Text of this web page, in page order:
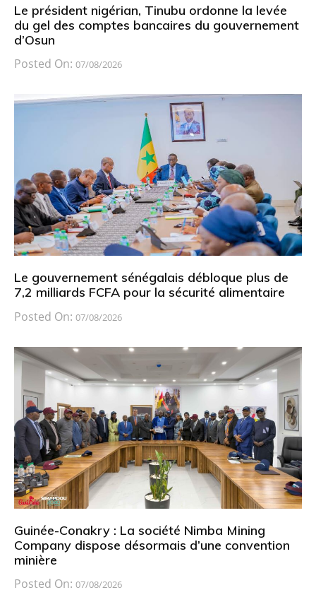
Le président nigérian, Tinubu ordonne la levée
du gel des comptes bancaires du gouvernement
d’Osun
Posted On: 07/08/2026
Le gouvernement sénégalais débloque plus de
7,2 milliards FCFA pour la sécurité alimentaire
Posted On: 07/08/2026
Guinée-Conakry : La société Nimba Mining
Company dispose désormais d’une convention
minière
Posted On: 07/08/2026